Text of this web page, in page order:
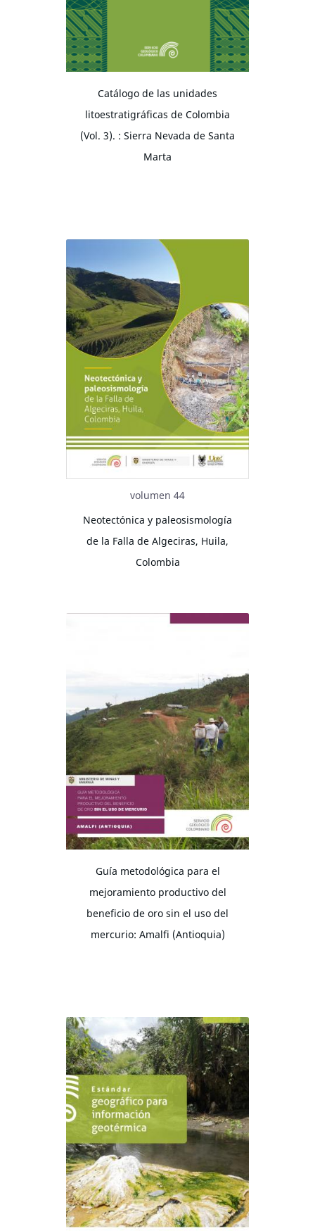
Catálogo de las unidades
litoestratigráficas de Colombia
(Vol. 3). : Sierra Nevada de Santa
Marta
volumen 44
Neotectónica y paleosismología
de la Falla de Algeciras, Huila,
Colombia
Guía metodológica para el
mejoramiento productivo del
beneficio de oro sin el uso del
mercurio: Amalfi (Antioquia)